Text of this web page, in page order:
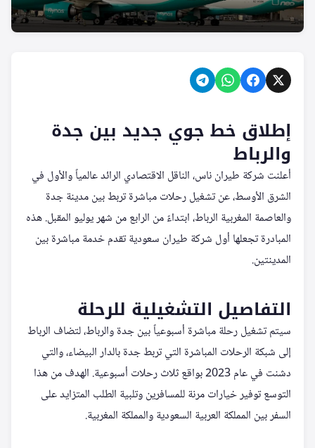
إطلاق خط جوي جديد بين جدة
والرباط
أعلنت شركة طيران ناس، الناقل الاقتصادي الرائد عالمياً والأول في
الشرق الأوسط، عن تشغيل رحلات مباشرة تربط بين مدينة جدة
والعاصمة المغربية الرباط، ابتداءً من الرابع من شهر يوليو المقبل. هذه
المبادرة تجعلها أول شركة طيران سعودية تقدم خدمة مباشرة بين
المدينتين.
التفاصيل التشغيلية للرحلة
سيتم تشغيل رحلة مباشرة أسبوعياً بين جدة والرباط، لتضاف الرباط
إلى شبكة الرحلات المباشرة التي تربط جدة بالدار البيضاء، والتي
دشنت في عام 2023 بواقع ثلاث رحلات أسبوعية. الهدف من هذا
التوسع توفير خيارات مرنة للمسافرين وتلبية الطلب المتزايد على
السفر بين المملكة العربية السعودية والمملكة المغربية.